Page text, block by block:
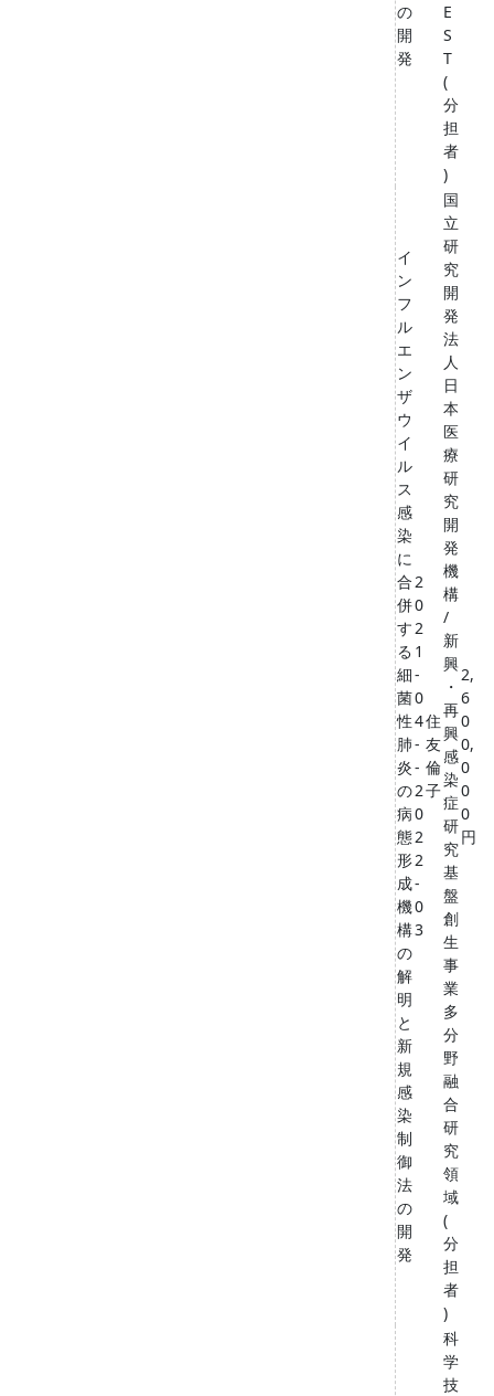
の
開
発
E
S
T
(
分
担
者
)
イ
ン
フ
ル
エ
ン
ザ
ウ
イ
ル
ス
感
染
に
合
併
す
る
細
菌
性
肺
炎
の
病
態
形
成
機
構
の
解
明
と
新
規
感
染
制
御
法
の
開
発
2
0
2
1
-
0
4
-
-
2
0
2
2
-
0
3
住
友
倫
子
国
立
研
究
開
発
法
人
日
本
医
療
研
究
開
発
機
構
/
新
興
・
再
興
感
染
症
研
究
基
盤
創
生
事
業
多
分
野
融
合
研
究
領
域
(
分
担
者
)
2,
6
0
0,
0
0
0
円
科
学
技